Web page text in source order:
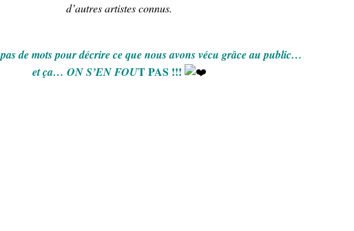
d’autres artistes connus.
de mots pour décrire ce que nous avons vécu grâce au public…
et ça… ON S’EN FOUT PAS !!!